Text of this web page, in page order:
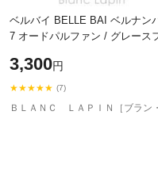
ベルバイ BELLE BAI ベルナン
7 オードパルファン / グレース
ニセックス 男性用 女性用 [53010
3,300円
★★★★★ (7)